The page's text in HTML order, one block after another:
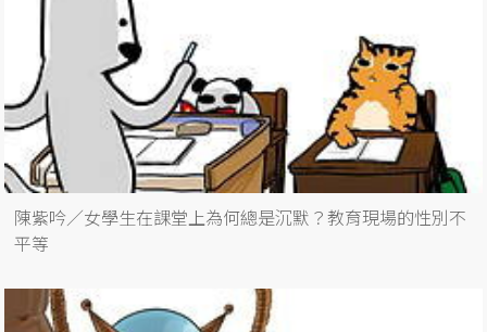
陳紫吟／女學生在課堂上為何總是沉默？教育現場的性別不
平等